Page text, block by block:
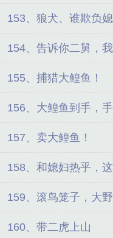
153、狼犬、谁欺负
154、告诉你二舅，
155、捕猎大鳇鱼！
156、大鳇鱼到手，
157、卖大鳇鱼！
158、和媳妇热乎，
159、滚鸟笼子，大
160、带二虎上山